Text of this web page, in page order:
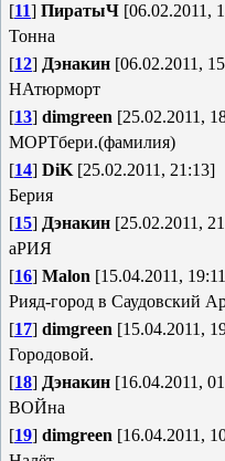
[11] ПиратыЧ [06.02.2011,
Тонна
[12] Дэнакин [06.02.2011,
НАтюрморт
[13] dimgreen [25.02.2011,
МОРТбери.(фамилия)
[14] DiK [25.02.2011, 21:13]
Берия
[15] Дэнакин [25.02.2011,
аРИЯ
[16] Malon [15.04.2011,
Рияд-город в Саудовский
[17] dimgreen [15.04.2011,
Городовой.
[18] Дэнакин [16.04.2011,
ВОЙна
[19] dimgreen [16.04.2011,